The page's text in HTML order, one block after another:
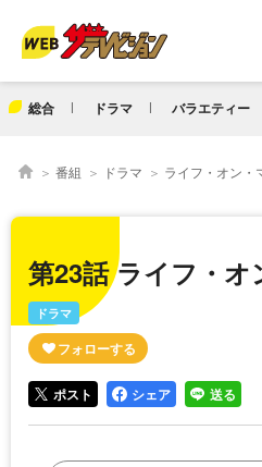
総合 ドラマ バラエティー
番組 ドラマ ライフ・オン・
第23話 ライフ・オ
ドラマ
ポスト シェア 送る